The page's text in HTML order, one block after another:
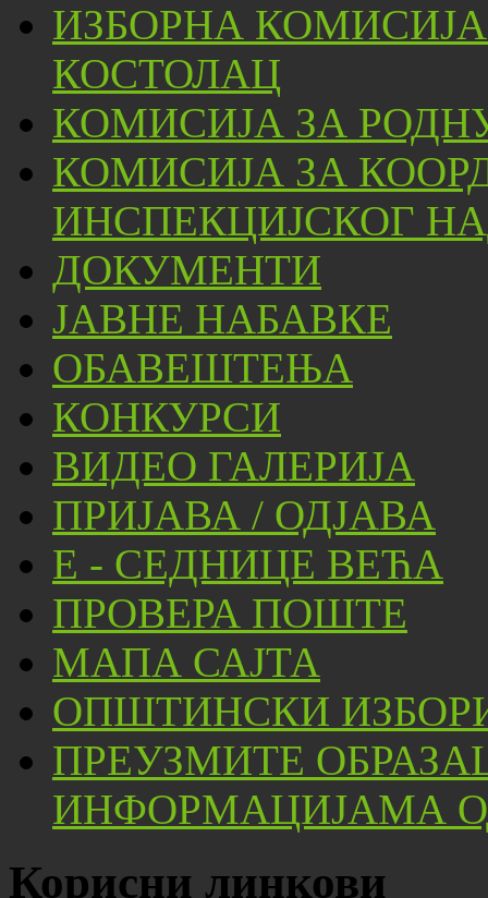
ИЗБОРНА
КОСТОЛАЦ
КОМИСИЈА ЗА
КОМИСИЈА ЗА
ИНСПЕКЦИЈСКОГ
ДОКУМЕНТИ
ЈАВНЕ НАБАВКЕ
ОБАВЕШТЕЊА
КОНКУРСИ
ВИДЕО ГАЛЕРИЈА
ПРИЈАВА / ОДЈАВА
Е - СЕДНИЦЕ ВЕЋА
ПРОВЕРА ПОШТЕ
МАПА САЈТА
ОПШТИНСКИ
ПРЕУЗМИТЕ
ИНФОРМАЦИЈАМА
Корисни линкови